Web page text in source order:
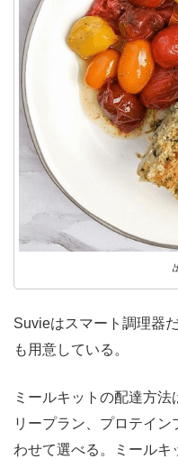
Suvieはスマート調理器
も用意している。
ミールキットの配達方
リープラン、プロテイ
わせて選べる。
ミールキ